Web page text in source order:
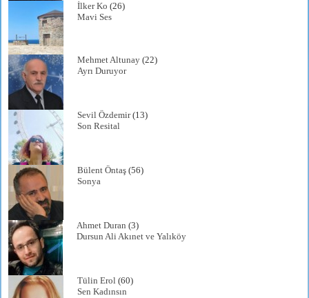
İlker Ko (26)
Mavi Ses
Mehmet Altunay (22)
Ayrı Duruyor
Sevil Özdemir(13)
Son Resital
Bülent Öntaş (56)
Sonya
Ahmet Duran (3)
Dursun Ali Akınet ve Yalıköy
Tülin Erol (60)
Sen Kadınsın